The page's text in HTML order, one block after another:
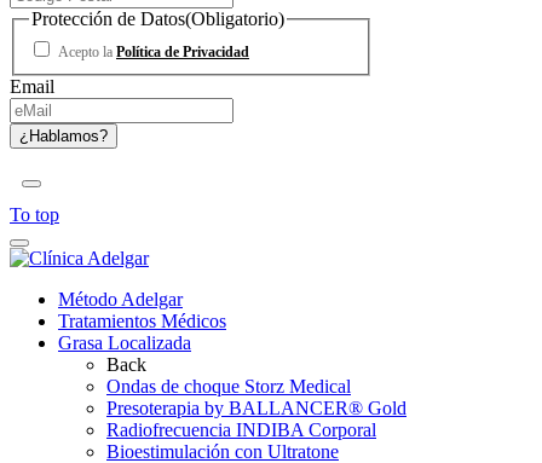
Protección de Datos(Obligatorio)
Acepto la Política de Privacidad
Email
To top
Método Adelgar
Tratamientos Médicos
Grasa Localizada
Back
Ondas de choque Storz Medical
Presoterapia by BALLANCER® Gold
Radiofrecuencia INDIBA Corporal
Bioestimulación con Ultratone